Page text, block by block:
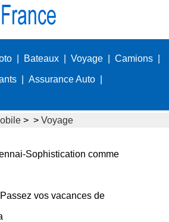
Bateaux Voyage Camions
Assurance Auto
> > Voyage
Sophistication comme
vos vacances de